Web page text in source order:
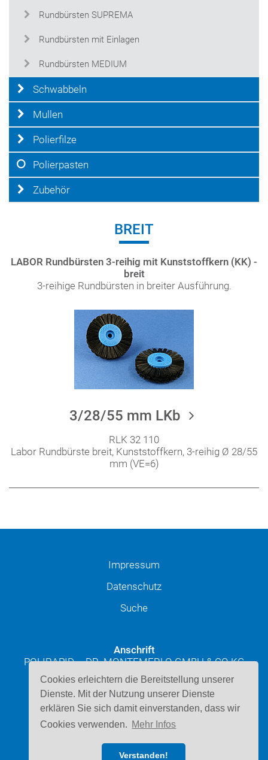
Cookies erleichtern die Bereitstellung unserer
Dienste. Mit der Nutzung unserer Dienste
erklären Sie sich damit einverstanden, dass wir
Cookies verwenden. Mehr Infos
Verstanden!
Rundbürsten SUPREMA
Rundbürsten mit Einlagen
Rundbürsten MEDIUM
Schwabbeln
Mullen
Polierfilze
Polierpasten
Zubehör
BREIT
LABOR Rundbürsten 3-reihig mit Kunststoffkern (KK) -
breit
3-reihige Rundbürsten in breiter Ausführung.
3/28/55 mm LKb
RLK 32 110
Labor Rundbürste breit, Kunststoffkern, 3-reihig Ø 28/55
mm (VE=6)
Impressum
Datenschutz
Suche
Anschrift
POLIRAPID – DR. MONTEMERLO GMBH & CO KG
Josef-Schüttler-Straße 49
D-78224 Singen
Kontakt
Telefon: 07731 947220
E-Mail schreiben